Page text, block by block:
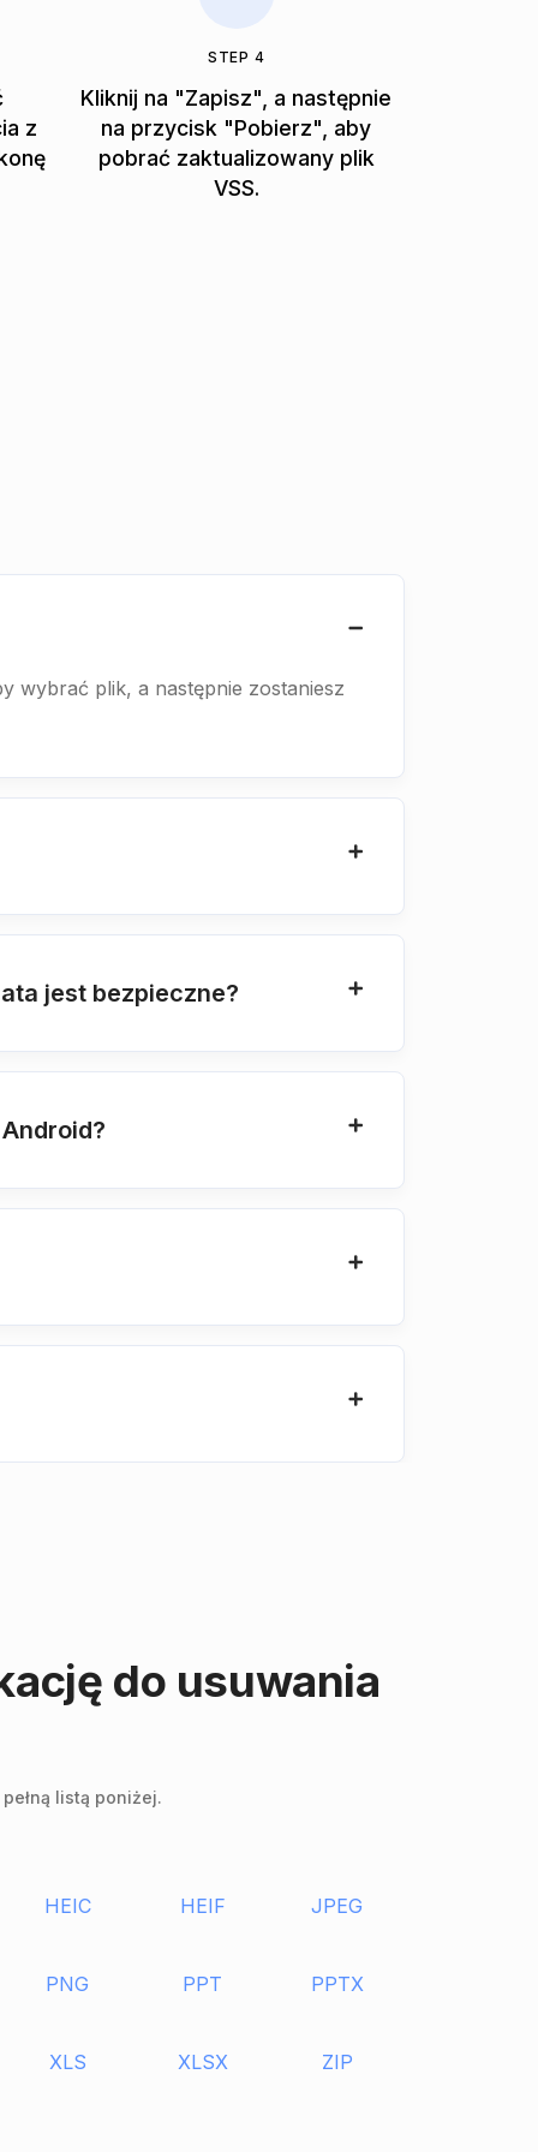
z
STEP 4
Kliknij na "Zapisz", a następnie
na przycisk "Pobierz", aby
pobrać zaktualizowany plik
VSS.
wybrać plik, a następnie zostaniesz
jest bezpieczne?
do usuwania
listą poniżej.
HEIC HEIF JPEG
PNG PPT PPTX
XLS XLSX ZIP